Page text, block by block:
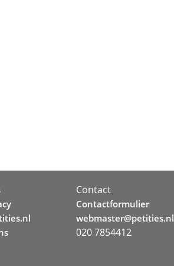
Contact
Contactformulier
webmaster@petities.nl
020 7854412